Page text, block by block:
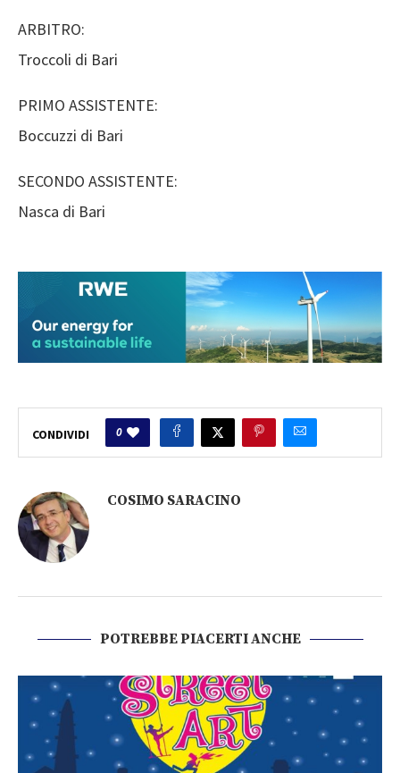
ARBITRO:
Troccoli di Bari
PRIMO ASSISTENTE:
Boccuzzi di Bari
SECONDO ASSISTENTE:
Nasca di Bari
CONDIVIDI 0
COSIMO SARACINO
POTREBBE PIACERTI ANCHE